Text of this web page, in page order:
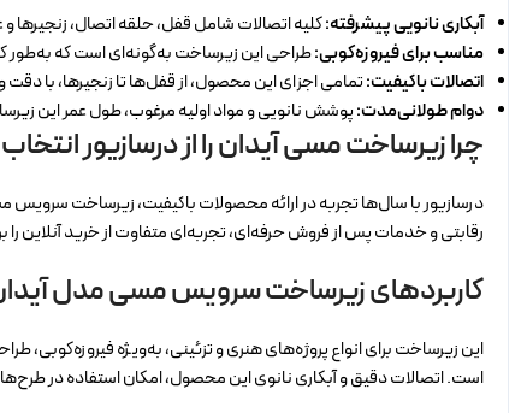
آبکاری نانویی پیشرفته:کلیه اتصالات شامل قفل، حلقه اتصال، زنجیرها و
مناسب برای فیروزه‌کوبی:طراحی این زیرساخت به‌گونه‌ای است که به‌طور
اتصالات باکیفیت:تمامی اجزای این محصول، از قفل‌ها تا زنجیرها، با
دوام طولانی‌مدت:پوشش نانویی و مواد اولیه مرغوب، طول عمر این
چرا زیرساخت مسی آیدان را از درسازیور
درسازیور با سال‌ها تجربه در ارائه محصولات باکیفیت، زیرساخت سرویس
رقابتی و خدمات پس از فروش حرفه‌ای، تجربه‌ای متفاوت از خرید آنلاین
کاربردهای زیرساخت سرویس مسی مدل
این زیرساخت برای انواع پروژه‌های هنری و تزئینی، به‌ویژه
است. اتصالات دقیق و آبکاری نانوی این محصول، امکان استفاده در